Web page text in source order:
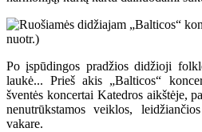
Po įspūdingos pradžios didžioji
laukė... Prieš akis „Balticos“
šventės koncertai Katedros aikštėje,
nenutrūkstamos veiklos,
vakare.